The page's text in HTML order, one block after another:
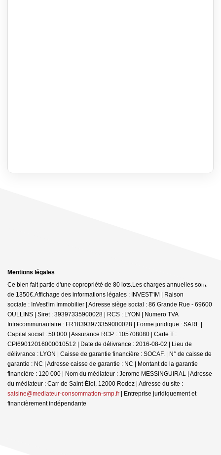
Mentions légales
Ce bien fait partie d'une copropriété de 80 lots.Les charges annuelles sont
de 1350€.Affichage des informations légales : INVEST'IM | Raison
sociale : InVest'im Immobilier | Adresse siège social : 86 Grande Rue - 69600
OULLINS | Siret : 39397335900028 | RCS : LYON | Numero TVA
Intracommunautaire : FR18393973359000028 | Forme juridique : SARL |
Capital social : 50 000 | Assurance RCP : 105708080 | Carte T :
CPI69012016000010512 | Date de délivrance : 2016-08-02 | Lieu de
délivrance : LYON | Caisse de garantie financière : SOCAF. | N° de caisse de
garantie : NC | Adresse caisse de garantie : NC | Montant de la garantie
financière : 120 000 | Nom du médiateur : Jerome MESSINGUIRAL | Adresse
du médiateur : Carr de Saint-Éloi, 12000 Rodez | Adresse du site :
saisine@mediateur-consommation-smp.fr | Entreprise juridiquement et
financièrement indépendante